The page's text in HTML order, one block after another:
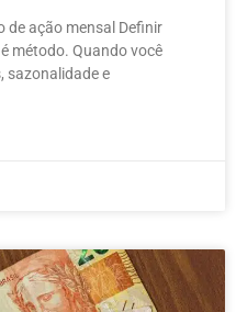
de ação mensal Definir
método. Quando você
sazonalidade e